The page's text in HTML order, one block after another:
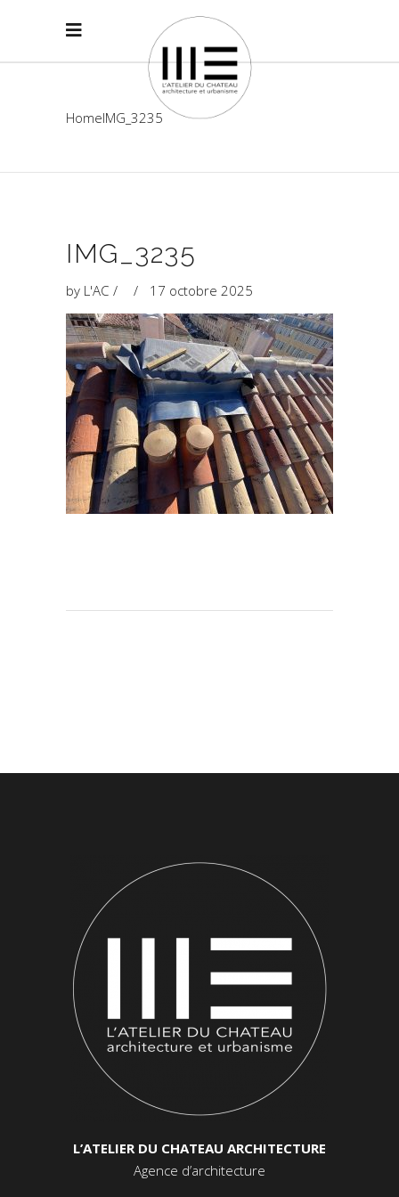
HomeIMG_3235
IMG_3235
by L'AC 17 octobre 2025
L’ATELIER DU CHATEAU ARCHITECTURE
Agence d’architecture